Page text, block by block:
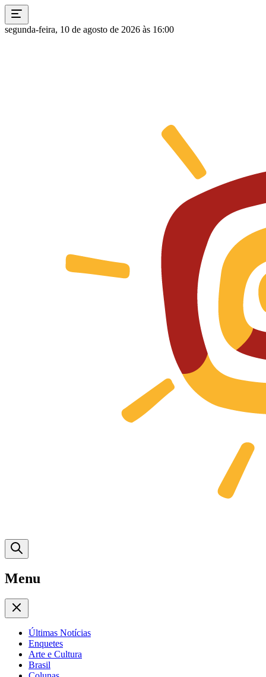
segunda-feira, 10 de agosto de 2026 às 16:00
Menu
Últimas Notícias
Enquetes
Arte e Cultura
Brasil